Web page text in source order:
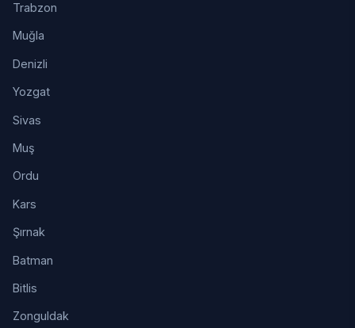
Trabzon
Muğla
Denizli
Yozgat
Sivas
Muş
Ordu
Kars
Şırnak
Batman
Bitlis
Zonguldak